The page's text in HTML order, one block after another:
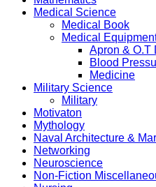
Medical Science
Medical Book
Medical
Apron & O.T
Blood
Medicine
Military Science
Military
Motivaton
Mythology
Naval Architecture &
Networking
Neuroscience
Non-Fiction